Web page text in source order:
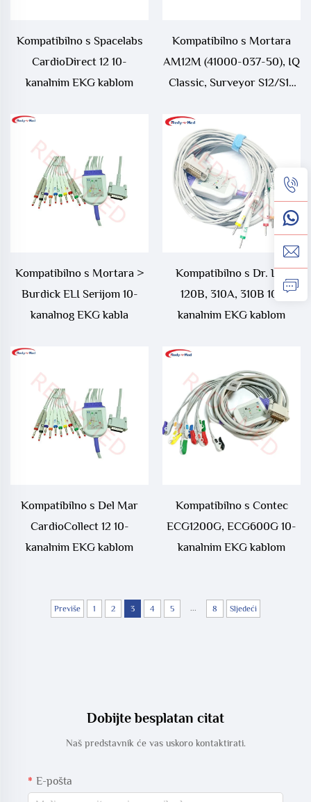
Kompatibilno s Spacelabs
CardioDirect 12 10-
kanalnim EKG kablom
Kompatibilno s Mortara
AM12M (41000-037-50), IQ
Classic, Surveyor S12/S19
Kompatibilno s Mortara >
Burdick ELI Serijom 10-
kanalnog EKG kabla
Kompatibilno s Dr. Lee
120B, 310A, 310B 10-
kanalnim EKG kablom
Kompatibilno s Del Mar
CardioCollect 12 10-
kanalnim EKG kablom
Kompatibilno s Contec
ECG1200G, ECG600G 10-
kanalnim EKG kablom
Previše 1 2 3 4 5 ... 8 Sljedeći
Dobijte besplatan citat
Naš predstavnik će vas uskoro kontaktirati.
E-pošta